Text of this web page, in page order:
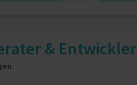
& Entwickler